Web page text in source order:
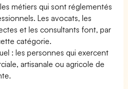
métiers qui sont réglementés
Les avocats, les
et les consultants font, par
catégorie.
: les personnes qui exercent
artisanale ou agricole de